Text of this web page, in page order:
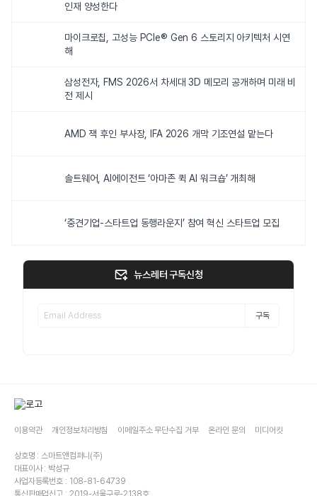
인재 양성한다
마이크로칩, 고성능 PCIe® Gen 6 스토리지 아키텍처 시연
해
삼성전자, FMS 2026서 차세대 3D 메모리 공개하며 미래 비
전 제시
AMD 잭 후인 부사장, IFA 2026 개막 기조연설 맡는다
솔트웨어, AI에이전트 ‘아마존 퀵 AI 워크숍’ 개최해
‘중견기업-스타트업 동행라운지’ 참여 혁신 스타트업 모집
뉴스레터 구독신청
구독
이용약관 개인정보처리방침 이메일주소 무단수집 거부 온라인 문의 미디어킷
상호명 : 스마트앤컴퍼니(주)
대표이사 : 박성규
사업자등록번호 : 108-81-64739
통신판매업신고 : 2019-서울구로-2138호